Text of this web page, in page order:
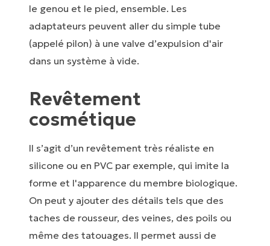
le genou et le pied, ensemble. Les
adaptateurs peuvent aller du simple tube
(appelé pilon) à une valve d’expulsion d'air
dans un système à vide.
Revêtement
cosmétique
Il s’agit d’un revêtement très réaliste en
silicone ou en PVC par exemple, qui imite la
forme et l'apparence du membre biologique.
On peut y ajouter des détails tels que des
taches de rousseur, des veines, des poils ou
même des tatouages. Il permet aussi de